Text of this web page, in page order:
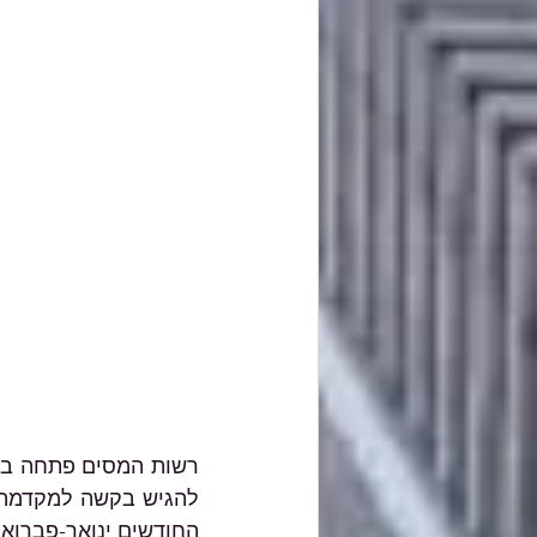
החודשים ינואר-פברואר